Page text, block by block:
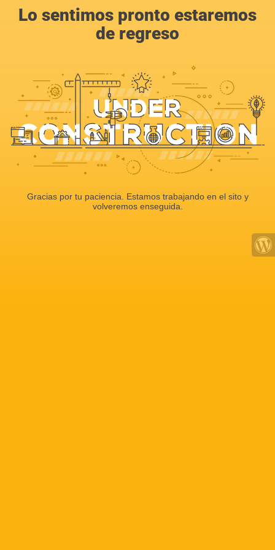
Lo sentimos pronto estaremos
de regreso
Gracias por tu paciencia. Estamos trabajando en el sito y
volveremos enseguida.